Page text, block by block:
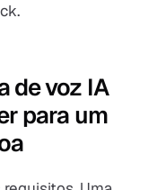
de voz IA
para um